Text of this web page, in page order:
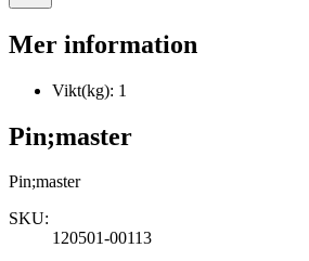
Mer information
Vikt(kg): 1
Pin;master
Pin;master
SKU:
120501-00113